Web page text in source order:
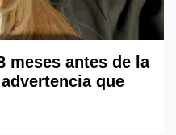
meses antes de la
que